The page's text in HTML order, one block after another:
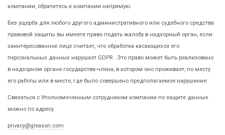
компании, обратитесь к компании напрямую.
Без ущерба для любого другого административного или судебного средства
правовой защиты вы имеете право подать жалобу в надзорный орган, если
заинтересованное лицо считает, что обработка касающихся его
персональных данных нарушает GDPR . Это право может быть реализовано
в надзорном органе государства-члена, в котором оно проживает, по месту
его работы или в месте, где было совершено предполагаемое нарушение.
Связаться с Уполномоченным сотрудником компании по защите данных
можно по адресу
privacy@gleason.com